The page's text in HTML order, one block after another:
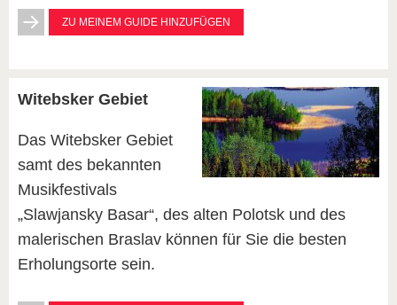
ZU MEINEM GUIDE HINZUFÜGEN
Witebsker Gebiet
Das Witebsker Gebiet
samt des bekannten
Musikfestivals
„Slawjansky Basar“, des alten Polotsk und des
malerischen Braslav können für Sie die besten
Erholungsorte sein.